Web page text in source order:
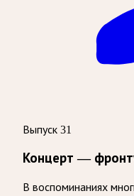
Выпуск 31
Концерт —
В воспоминаниях